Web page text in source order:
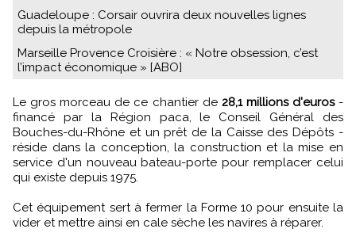
Guadeloupe : Corsair ouvrira deux nouvelles lignes
depuis la métropole
Marseille Provence Croisière : « Notre obsession, c’est
l’impact économique » [ABO]
Le gros morceau de ce chantier de 28,1 millions d'euros-
financé par la Région paca, le Conseil Général des
Bouches-du-Rhône et un prêt de la Caisse des Dépôts -
réside dans la conception, la construction et la mise en
service d'un nouveau bateau-porte pour remplacer celui
qui existe depuis 1975.
Cet équipement sert à fermer la Forme 10 pour ensuite la
vider et mettre ainsi en cale sèche les navires à réparer.